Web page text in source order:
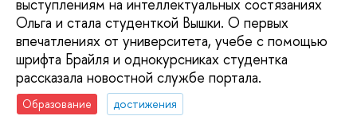
выступлениям на интеллектуальных состязаниях
Ольга и стала студенткой Вышки. О первых
впечатлениях от университета, учебе с помощью
шрифта Брайля и однокурсниках студентка
рассказала новостной службе портала.
Образование
достижения